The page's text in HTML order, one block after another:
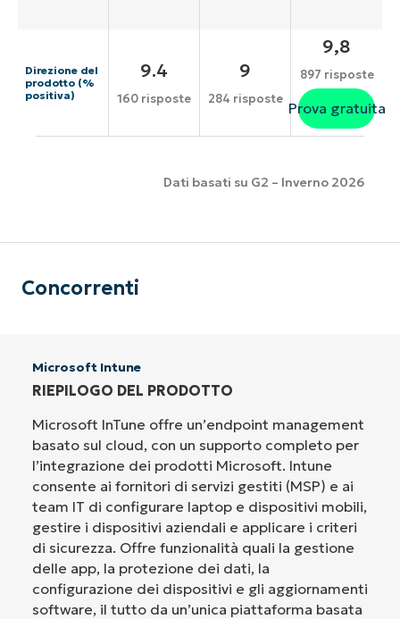
Direzione del
prodotto (%
positiva)
9.4
160 risposte
9
284 risposte
9,8
897 risposte
Prova gratuita
Dati basati su G2 – Inverno 2026
Concorrenti
Microsoft Intune
RIEPILOGO DEL PRODOTTO
Microsoft InTune offre un’endpoint management
basato sul cloud, con un supporto completo per
l’integrazione dei prodotti Microsoft. Intune
consente ai fornitori di servizi gestiti (MSP) e ai
team IT di configurare laptop e dispositivi mobili,
gestire i dispositivi aziendali e applicare i criteri
di sicurezza. Offre funzionalità quali la gestione
delle app, la protezione dei dati, la
configurazione dei dispositivi e gli aggiornamenti
software, il tutto da un’unica piattaforma basata